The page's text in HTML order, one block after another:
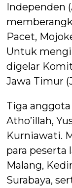
Independen
Pacet,
Untuk
digelar
Jawa Timur
Tiga
Atho’illah,
Kurniawati.
para peserta
Malang,
Surabaya,